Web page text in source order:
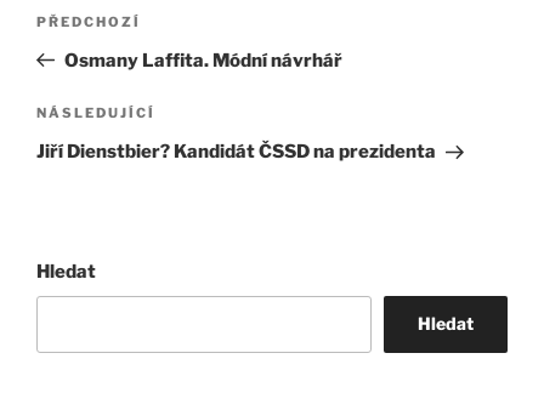
Navigace
příspěvek
Předchozí
příspěvek
PŘEDCHOZÍ
Osmany Laffita. Módní návrhář
Následující
příspěvek
NÁSLEDUJÍCÍ
Jiří Dienstbier? Kandidát ČSSD na prezidenta
Hledat
Hledat